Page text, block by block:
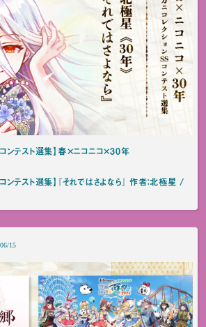
ンテスト選集】春×ニコニコ×30年
ンテスト選集】『それではさよなら』 作者：北極星 /
15